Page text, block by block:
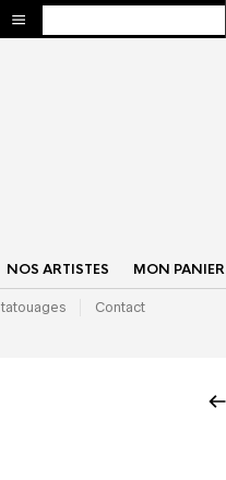
NOS ARTISTES MON PANIER
Contact